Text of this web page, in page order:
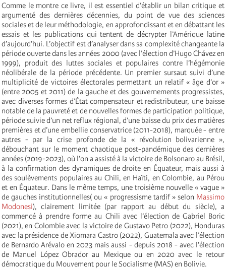
Comme le montre ce livre, il est essentiel d’établir un bilan critique et
argumenté des dernières décennies, du point de vue des sciences
sociales et de leur méthodologie, en approfondissant et en débattant les
essais et les publications qui tentent de décrypter l’Amérique latine
d’aujourd’hui. L’objectif est d’analyser dans sa complexité changeante la
période ouverte dans les années 2000 (avec l’élection d’Hugo Chávez en
1999), produit des luttes sociales et populaires contre l’hégémonie
néolibérale de la période précédente. Un premier sursaut suivi d’une
multiplicité de victoires électorales permettant un relatif « âge d’or »
(entre 2005 et 2011) de la gauche et des gouvernements progressistes,
avec diverses formes d’État compensateur et redistributeur, une baisse
notable de la pauvreté et de nouvelles formes de participation politique,
période suivie d’un net reflux régional, d’une baisse du prix des matières
premières et d’une embellie conservatrice (2011-2018), marquée - entre
autres - par la crise profonde de la « révolution bolivarienne »,
débouchant sur le moment chaotique post-pandémique des dernières
années (2019-2023), où l’on a assisté à la victoire de Bolsonaro au Brésil,
à la confirmation des dynamiques de droite en Équateur, mais aussi à
des soulèvements populaires au Chili, en Haïti, en Colombie, au Pérou
et en Équateur. Dans le même temps, une troisième nouvelle « vague »
de gauches institutionnelles( ou « progressisme tardif » selon Massimo
Modonesi), clairement limitée (par rapport au début du siècle), a
commencé à prendre forme au Chili avec l’élection de Gabriel Boric
(2021), en Colombie avec la victoire de Gustavo Petro (2022), Honduras
avec la présidence de Xiomara Castro (2022), Guatemala avec l’élection
de Bernardo Arévalo en 2023 mais aussi - depuis 2018 - avec l’élection
de Manuel López Obrador au Mexique ou en 2020 avec le retour
démocratique du Mouvement pour le Socialisme (MAS) en Bolivie.